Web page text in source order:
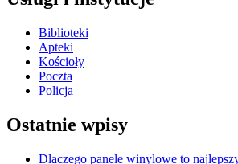
Biblioteki
Apteki
Kościoły
Poczta
Policja
Ostatnie wpisy
Dlaczego panele winylowe to